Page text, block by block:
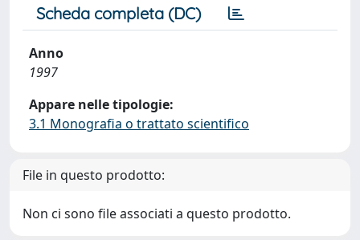
Scheda completa (DC)
Anno
1997
Appare nelle tipologie:
3.1 Monografia o trattato scientifico
File in questo prodotto:
Non ci sono file associati a questo prodotto.